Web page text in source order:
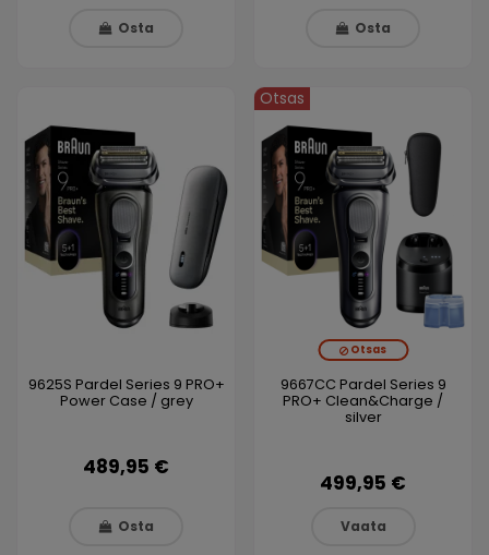
Osta Osta
9625S Pardel Series 9 PRO+
Power Case / grey
489,95 €
Osta
Otsas
Otsas
9667CC Pardel Series 9
PRO+ Clean&Charge /
silver
499,95 €
Vaata